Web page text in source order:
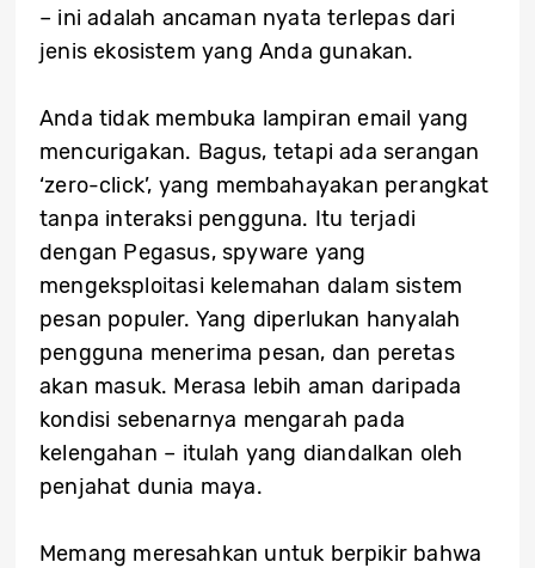
– ini adalah ancaman nyata terlepas dari
jenis ekosistem yang Anda gunakan.
Anda tidak membuka lampiran email yang
mencurigakan. Bagus, tetapi ada serangan
‘zero-click’, yang membahayakan perangkat
tanpa interaksi pengguna. Itu terjadi
dengan Pegasus, spyware yang
mengeksploitasi kelemahan dalam sistem
pesan populer. Yang diperlukan hanyalah
pengguna menerima pesan, dan peretas
akan masuk. Merasa lebih aman daripada
kondisi sebenarnya mengarah pada
kelengahan – itulah yang diandalkan oleh
penjahat dunia maya.
Memang meresahkan untuk berpikir bahwa